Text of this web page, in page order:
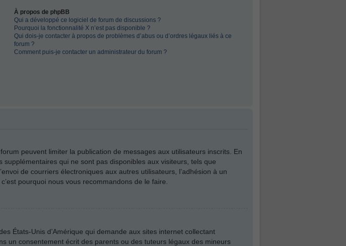
À propos de phpBB
Qui a développé ce logiciel de forum de discussions ?
Pourquoi la fonctionnalité X n’est pas disponible ?
Qui dois-je contacter à propos de problèmes d’abus ou d’ordres légaux liés à ce
forum ?
Comment puis-je contacter un administrateur du forum ?
peuvent limiter la publication de messages aux utilisateurs inscrits. En
qui ne sont pas disponibles aux visiteurs, tels que
de courriers électroniques aux autres utilisateurs, l’adhésion à un
pourquoi nous vous recommandons de le faire.
États-Unis d’Amérique qui demande aux sites internet collectant
un consentement écrit des parents ou des tuteurs légaux des mineurs